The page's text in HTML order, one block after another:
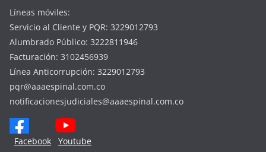
Líneas móviles:
Servicio al Cliente y PQR: 3229012793
Alumbrado Público: 3222811946
Facturación: 3102456939
Línea Anticorrupción: 3229012793
pqr@aaaespinal.com.co
notificacionesjudiciales@aaaespinal.com.co
Facebook Youtube